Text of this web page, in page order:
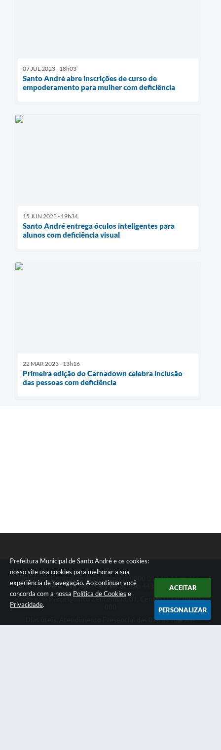
Prefeitura Municipal de Santo André e os cookies:
nosso site usa cookies para melhorar a sua
experiência de navegação. Ao continuar você
concorda com a nossa Política de Cookies e
Privacidade.
ACEITAR
PERSONALIZAR
07 JUL 2023 - 18h03
Santo André abre inscrições de curso de
empoderamento para mulher com deficiência
15 JUN 2023 - 19h34
Santo André entrega óculos inteligentes para
alunos com deficiência visual
22 MAR 2023 - 13h16
Primeira edição do Carnadown celebra inclusão
das pessoas com deficiência
Telefone: Central de Atendimento: 0800 019 19 44 ou 156
PABX: 4433-0111 ou Whatsapp 4433-0123
Endereço: Praça Quarto Centenário, 01, Centro | CEP: 09015-
Dias úteis, Atendimento Presencial das 07h as 18:45he